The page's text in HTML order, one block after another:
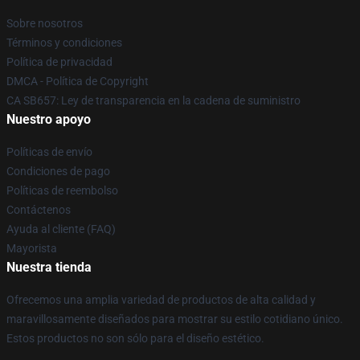
Sobre nosotros
Términos y condiciones
Política de privacidad
DMCA - Política de Copyright
CA SB657: Ley de transparencia en la cadena de suministro
Nuestro apoyo
Políticas de envío
Condiciones de pago
Políticas de reembolso
Contáctenos
Ayuda al cliente (FAQ)
Mayorista
Nuestra tienda
Ofrecemos una amplia variedad de productos de alta calidad y
maravillosamente diseñados para mostrar su estilo cotidiano único.
Estos productos no son sólo para el diseño estético.